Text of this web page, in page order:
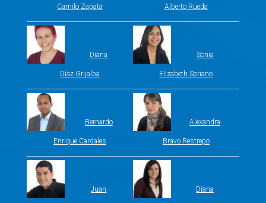
Camilo Zapata Alberto Rueda
Diana
Díaz Grijalba
Sonia
Elizabeth Soriano
Bernardo
Enrique Cardales
Alexandra
Bravo Restrepo
Juan Diana